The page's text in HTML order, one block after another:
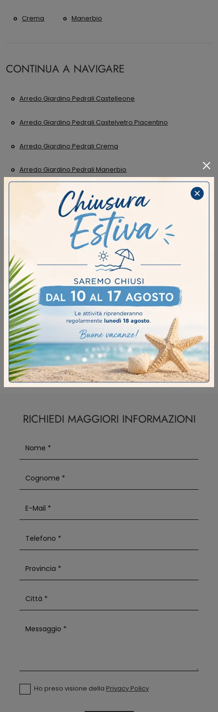
Crema Manerbio
CONTINUA A NAVIGARE
Arredo Giardino Pedrali Castelleone
Arredo Giardino Pedrali Castelvetro Piacentino
Arredo Giardino Pedrali Crema
Arredo Giardino Pedrali Manerbio
Negozio Di Sedie Da Giardino A Castelleone
Negozio Di Sedie Da Giardino A Castelvetro Piacentino
Negozio Di Sedie Da Giardino A Crema
Negozio Di Sedie Da Giardino A Manerbio
Negozio Di Sedie Da Giardino Pedrali A Castelleone
Negozio Di Sedie Da Giardino Pedrali A Castelvetro
Piacentino
Negozio Di Sedie Da Giardino Pedrali A Crema
Negozio Di Sedie Da Giardino Pedrali A Manerbio
RICHIEDI MAGGIORI INFORMAZIONI
Ho preso visione della Privacy Policy